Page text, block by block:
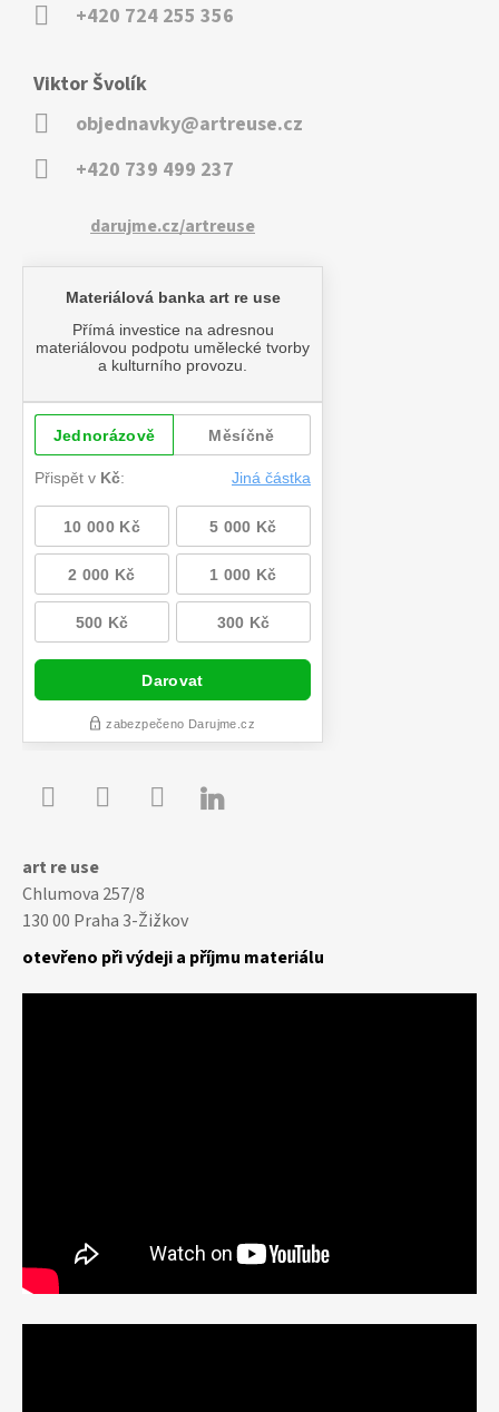
+420 724 255 356
Viktor Švolík
objednavky@artreuse.cz
+420 739 499 237
darujme.cz/artreuse

art re use
Chlumova 257/8
130 00 Praha 3-Žižkov
otevřeno při výdeji a příjmu materiálu